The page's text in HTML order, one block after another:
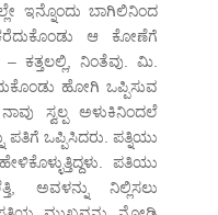
ಇನ್ನೊಂದು ಬಾಗಿಲಿನಿಂದ
ಆ ಕೋಣೆಗೆ
– ಕತ್ತಲಲ್ಲಿ, ನಿಂತೆವು. ಮಿ.
ಹೋಗಿ ಒಪ್ಪಿಸುವ
ಸ್ವಲ್ಪ ಅಳುಕಿನಿಂದಲೆ
ಪತಿಗೆ ಒಪ್ಪಿಸಿದರು. ಪತ್ನಿಯು
ಪತಿಯು
ಅವಳನ್ನು ನಿಲ್ಲಿಸಲು